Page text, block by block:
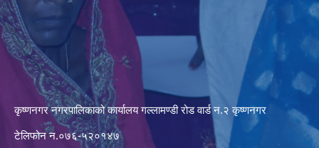
कृष्णनगर नगरपालिकाको कार्यालय गल्लामण्डी रोड वार्ड न.२ कृष्णनगर
टेलिफोन न.०७६-५२०१४७